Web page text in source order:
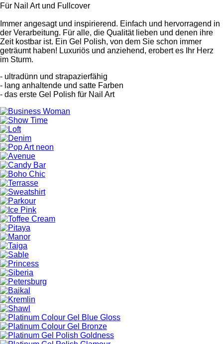
Für Nail Art und Fullcover
Immer angesagt und inspirierend. Einfach und hervorragend in
der Verarbeitung. Für alle, die Qualität lieben und denen ihre
Zeit kostbar ist. Ein Gel Polish, von dem Sie schon immer
geträumt haben! Luxuriös und anziehend, erobert es Ihr Herz
im Sturm.
- ultradünn und strapazierfähig
- lang anhaltende und satte Farben
- das erste Gel Polish für Nail Art